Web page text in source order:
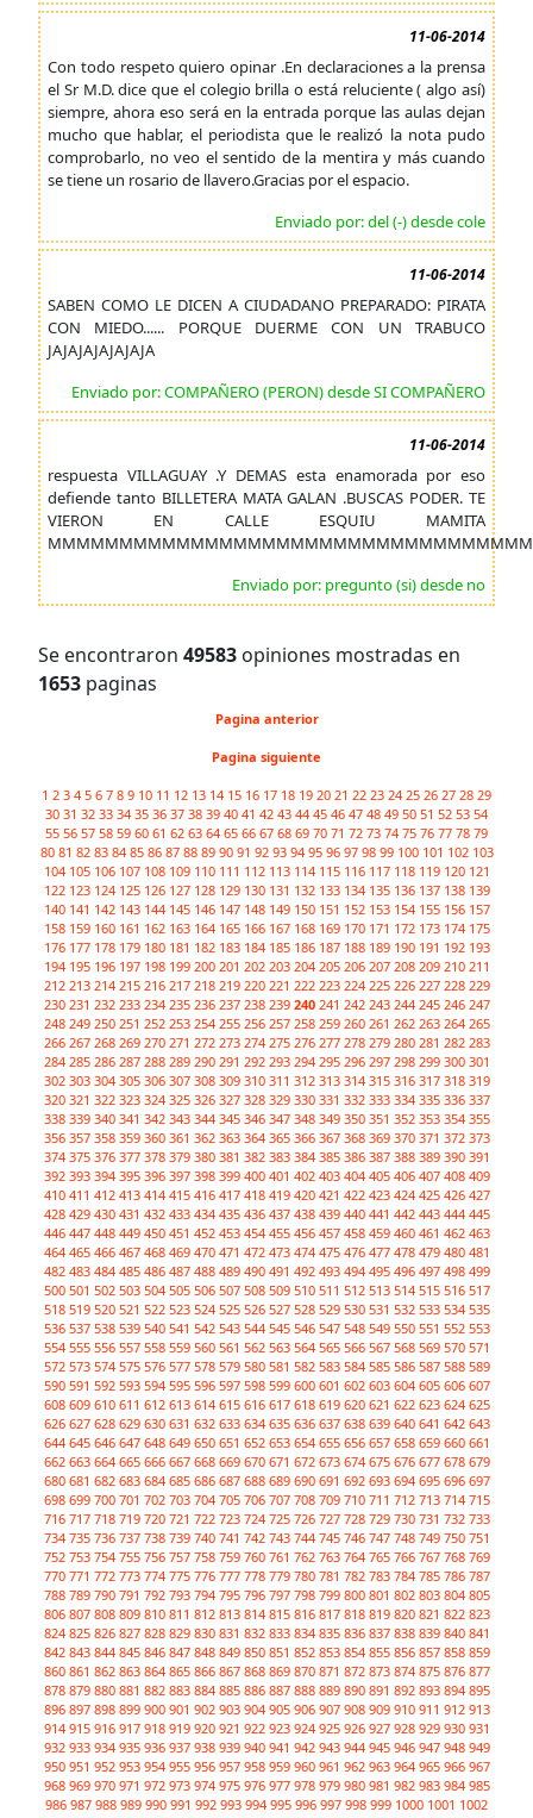
11-06-2014
Con todo respeto quiero opinar .En declaraciones a la prensa
el Sr M.D. dice que el colegio brilla o está reluciente ( algo así)
siempre, ahora eso será en la entrada porque las aulas dejan
mucho que hablar, el periodista que le realizó la nota pudo
comprobarlo, no veo el sentido de la mentira y más cuando
se tiene un rosario de llavero.Gracias por el espacio.
Enviado por: del (-) desde cole
11-06-2014
SABEN COMO LE DICEN A CIUDADANO PREPARADO: PIRATA
CON MIEDO...... PORQUE DUERME CON UN TRABUCO
JAJAJAJAJAJAJA
Enviado por: COMPAÑERO (PERON) desde SI COMPAÑERO
11-06-2014
respuesta VILLAGUAY .Y DEMAS esta enamorada por eso
defiende tanto BILLETERA MATA GALAN .BUSCAS PODER. TE
VIERON EN CALLE ESQUIU MAMITA
Enviado por: pregunto (si) desde no
Se encontraron 49583 opiniones mostradas en
1653 paginas
Pagina anterior
Pagina siguiente
1 2 3 4 5 6 7 8 9 10 11 12 13 14 15 16 17 18 19 20 21 22 23 24 25 26 27 28 29
30 31 32 33 34 35 36 37 38 39 40 41 42 43 44 45 46 47 48 49 50 51 52 53 54
55 56 57 58 59 60 61 62 63 64 65 66 67 68 69 70 71 72 73 74 75 76 77 78 79
80 81 82 83 84 85 86 87 88 89 90 91 92 93 94 95 96 97 98 99 100 101 102 103
104 105 106 107 108 109 110 111 112 113 114 115 116 117 118 119 120 121
122 123 124 125 126 127 128 129 130 131 132 133 134 135 136 137 138 139
140 141 142 143 144 145 146 147 148 149 150 151 152 153 154 155 156 157
158 159 160 161 162 163 164 165 166 167 168 169 170 171 172 173 174 175
176 177 178 179 180 181 182 183 184 185 186 187 188 189 190 191 192 193
194 195 196 197 198 199 200 201 202 203 204 205 206 207 208 209 210 211
212 213 214 215 216 217 218 219 220 221 222 223 224 225 226 227 228 229
230 231 232 233 234 235 236 237 238 239 240 241 242 243 244 245 246 247
248 249 250 251 252 253 254 255 256 257 258 259 260 261 262 263 264 265
266 267 268 269 270 271 272 273 274 275 276 277 278 279 280 281 282 283
284 285 286 287 288 289 290 291 292 293 294 295 296 297 298 299 300 301
302 303 304 305 306 307 308 309 310 311 312 313 314 315 316 317 318 319
320 321 322 323 324 325 326 327 328 329 330 331 332 333 334 335 336 337
338 339 340 341 342 343 344 345 346 347 348 349 350 351 352 353 354 355
356 357 358 359 360 361 362 363 364 365 366 367 368 369 370 371 372 373
374 375 376 377 378 379 380 381 382 383 384 385 386 387 388 389 390 391
392 393 394 395 396 397 398 399 400 401 402 403 404 405 406 407 408 409
410 411 412 413 414 415 416 417 418 419 420 421 422 423 424 425 426 427
428 429 430 431 432 433 434 435 436 437 438 439 440 441 442 443 444 445
446 447 448 449 450 451 452 453 454 455 456 457 458 459 460 461 462 463
464 465 466 467 468 469 470 471 472 473 474 475 476 477 478 479 480 481
482 483 484 485 486 487 488 489 490 491 492 493 494 495 496 497 498 499
500 501 502 503 504 505 506 507 508 509 510 511 512 513 514 515 516 517
518 519 520 521 522 523 524 525 526 527 528 529 530 531 532 533 534 535
536 537 538 539 540 541 542 543 544 545 546 547 548 549 550 551 552 553
554 555 556 557 558 559 560 561 562 563 564 565 566 567 568 569 570 571
572 573 574 575 576 577 578 579 580 581 582 583 584 585 586 587 588 589
590 591 592 593 594 595 596 597 598 599 600 601 602 603 604 605 606 607
608 609 610 611 612 613 614 615 616 617 618 619 620 621 622 623 624 625
626 627 628 629 630 631 632 633 634 635 636 637 638 639 640 641 642 643
644 645 646 647 648 649 650 651 652 653 654 655 656 657 658 659 660 661
662 663 664 665 666 667 668 669 670 671 672 673 674 675 676 677 678 679
680 681 682 683 684 685 686 687 688 689 690 691 692 693 694 695 696 697
698 699 700 701 702 703 704 705 706 707 708 709 710 711 712 713 714 715
716 717 718 719 720 721 722 723 724 725 726 727 728 729 730 731 732 733
734 735 736 737 738 739 740 741 742 743 744 745 746 747 748 749 750 751
752 753 754 755 756 757 758 759 760 761 762 763 764 765 766 767 768 769
770 771 772 773 774 775 776 777 778 779 780 781 782 783 784 785 786 787
788 789 790 791 792 793 794 795 796 797 798 799 800 801 802 803 804 805
806 807 808 809 810 811 812 813 814 815 816 817 818 819 820 821 822 823
824 825 826 827 828 829 830 831 832 833 834 835 836 837 838 839 840 841
842 843 844 845 846 847 848 849 850 851 852 853 854 855 856 857 858 859
860 861 862 863 864 865 866 867 868 869 870 871 872 873 874 875 876 877
878 879 880 881 882 883 884 885 886 887 888 889 890 891 892 893 894 895
896 897 898 899 900 901 902 903 904 905 906 907 908 909 910 911 912 913
914 915 916 917 918 919 920 921 922 923 924 925 926 927 928 929 930 931
932 933 934 935 936 937 938 939 940 941 942 943 944 945 946 947 948 949
950 951 952 953 954 955 956 957 958 959 960 961 962 963 964 965 966 967
968 969 970 971 972 973 974 975 976 977 978 979 980 981 982 983 984 985
986 987 988 989 990 991 992 993 994 995 996 997 998 999 1000 1001 1002